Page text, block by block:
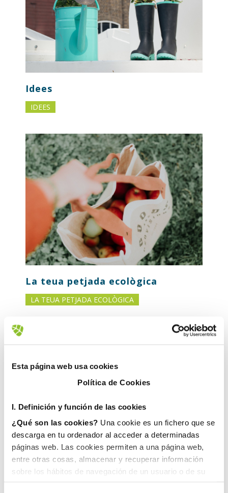
Esta página web usa cookies
Política de Cookies
I. Definición y función de las cookies
¿Qué son las cookies? Una cookie es un fichero que se
descarga en tu ordenador al acceder a determinadas
páginas web. Las cookies permiten a una página web,
entre otras cosas, almacenar y recuperar información
sobre los hábitos de navegación de un usuario o de su
equipo y, dependiendo de la información que contengan y
Idees
IDEES
La teua petjada ecològica
LA TEUA PETJADA ECOLÒGICA
Reciclatge